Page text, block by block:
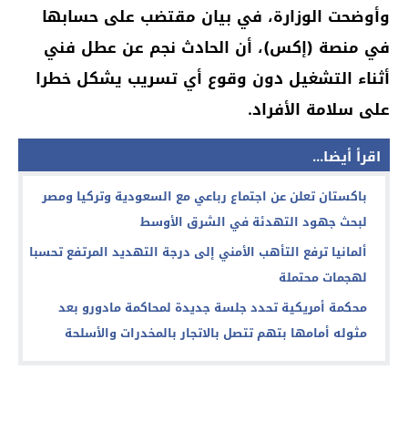
وأوضحت الوزارة، في بيان مقتضب على حسابها
في منصة (إكس)، أن الحادث نجم عن عطل فني
أثناء التشغيل دون وقوع أي تسريب يشكل خطرا
على سلامة الأفراد.
اقرأ أيضا...
باكستان تعلن عن اجتماع رباعي مع السعودية وتركيا ومصر
لبحث جهود التهدئة في الشرق الأوسط
ألمانيا ترفع التأهب الأمني إلى درجة التهديد المرتفع تحسبا
لهجمات محتملة
محكمة أمريكية تحدد جلسة جديدة لمحاكمة مادورو بعد
مثوله أمامها بتهم تتصل بالاتجار بالمخدرات والأسلحة